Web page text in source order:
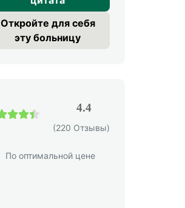
Откройте для себя
эту больницу
4.4
(220 Отзывы)
По оптимальной цене